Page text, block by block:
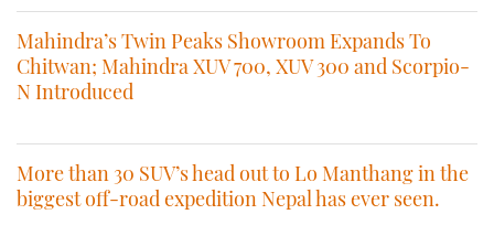
Mahindra’s Twin Peaks Showroom Expands To
Chitwan; Mahindra XUV 700, XUV 300 and Scorpio-
N Introduced
More than 30 SUV’s head out to Lo Manthang in the
biggest off-road expedition Nepal has ever seen.